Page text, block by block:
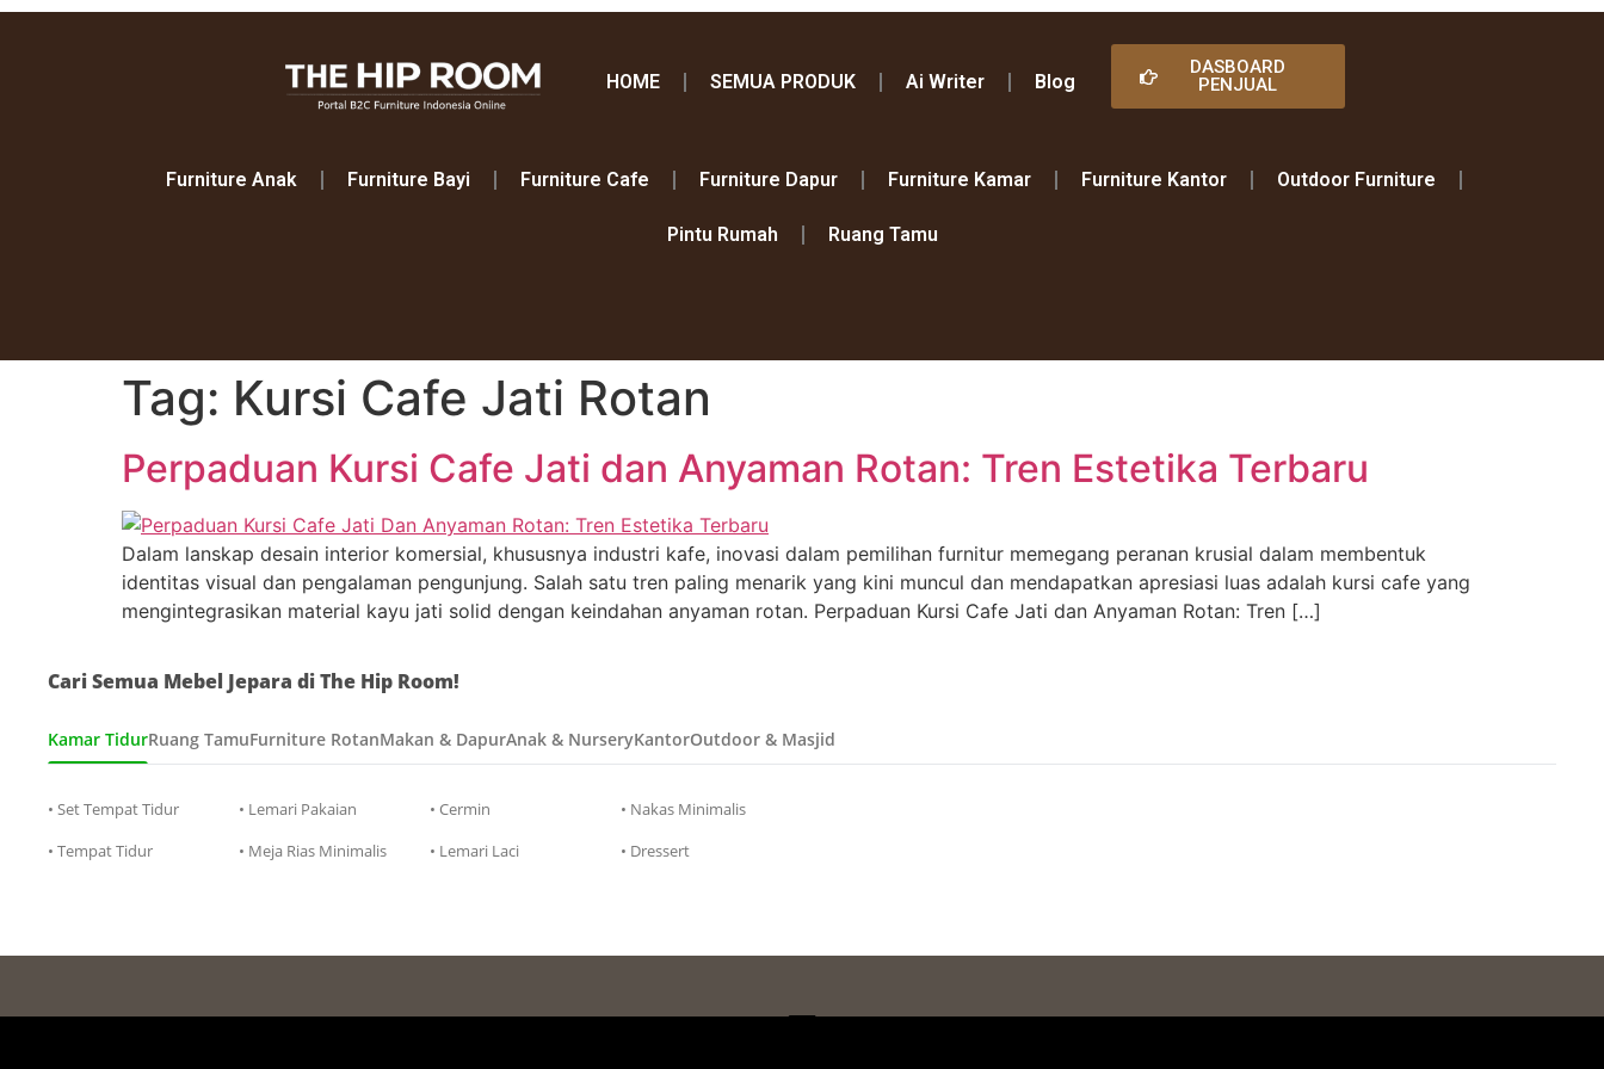
HOME SEMUA PRODUK Ai Writer Blog
DASBOARD
PENJUAL
Furniture Anak Furniture Bayi Furniture Cafe Furniture Dapur Furniture Kamar Furniture Kantor Outdoor Furniture
Pintu Rumah Ruang Tamu
Tag: Kursi Cafe Jati Rotan
Perpaduan Kursi Cafe Jati dan Anyaman Rotan: Tren Estetika Terbaru
Dalam lanskap desain interior komersial, khususnya industri kafe, inovasi dalam pemilihan furnitur memegang peranan krusial dalam membentuk
identitas visual dan pengalaman pengunjung. Salah satu tren paling menarik yang kini muncul dan mendapatkan apresiasi luas adalah kursi cafe yang
mengintegrasikan material kayu jati solid dengan keindahan anyaman rotan. Perpaduan Kursi Cafe Jati dan Anyaman Rotan: Tren […]
Cari Semua Mebel Jepara di The Hip Room!
Kamar TidurRuang TamuFurniture RotanMakan & DapurAnak & NurseryKantorOutdoor & Masjid
• Set Tempat Tidur
• Tempat Tidur
• Lemari Pakaian
• Meja Rias Minimalis
• Cermin
• Lemari Laci
• Nakas Minimalis
• Dressert